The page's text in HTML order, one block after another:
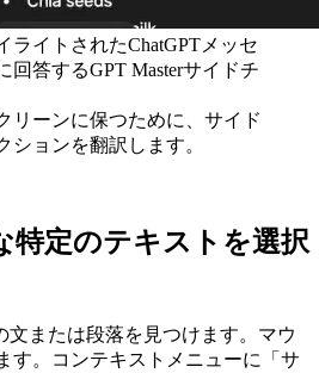
ライトされたChatGPTメッセ
回答するGPT Masterサイドチ
リーンに保つために、サイド
ションを翻訳します。
特定のテキストを選択
文または段落を見つけます。マウ
す。コンテキストメニューに「サ